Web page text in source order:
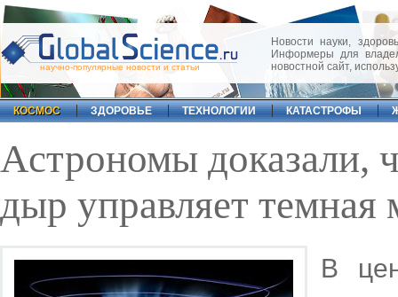
научно-популярные новости и статьи
Новости науки,
Информеры для
новостной сайт,
КОСМОС ЗДОРОВЬЕ ТЕХНОЛОГИИ КАТАСТРОФЫ
Астрономы доказали,
дыр управляет темная
В